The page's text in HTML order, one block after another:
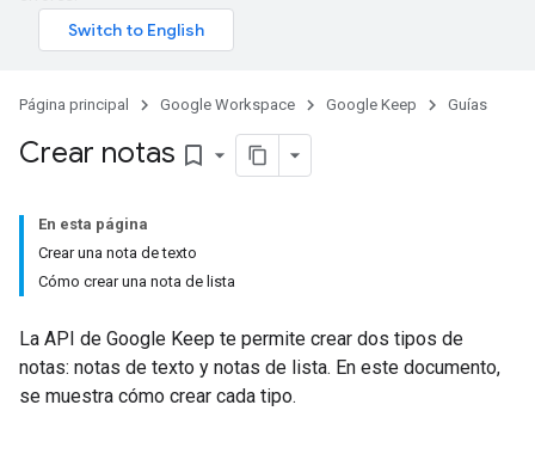
Página principal Google Workspace Google Keep Guías
Crear notas bookmark_border
En esta página
Crear una nota de texto
Cómo crear una nota de lista
La API de Google Keep te permite crear dos tipos de
notas: notas de texto y notas de lista. En este documento,
se muestra cómo crear cada tipo.